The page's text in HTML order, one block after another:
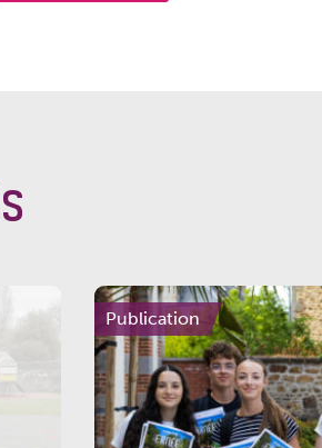
Publication